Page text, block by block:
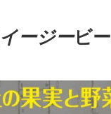
イージービー